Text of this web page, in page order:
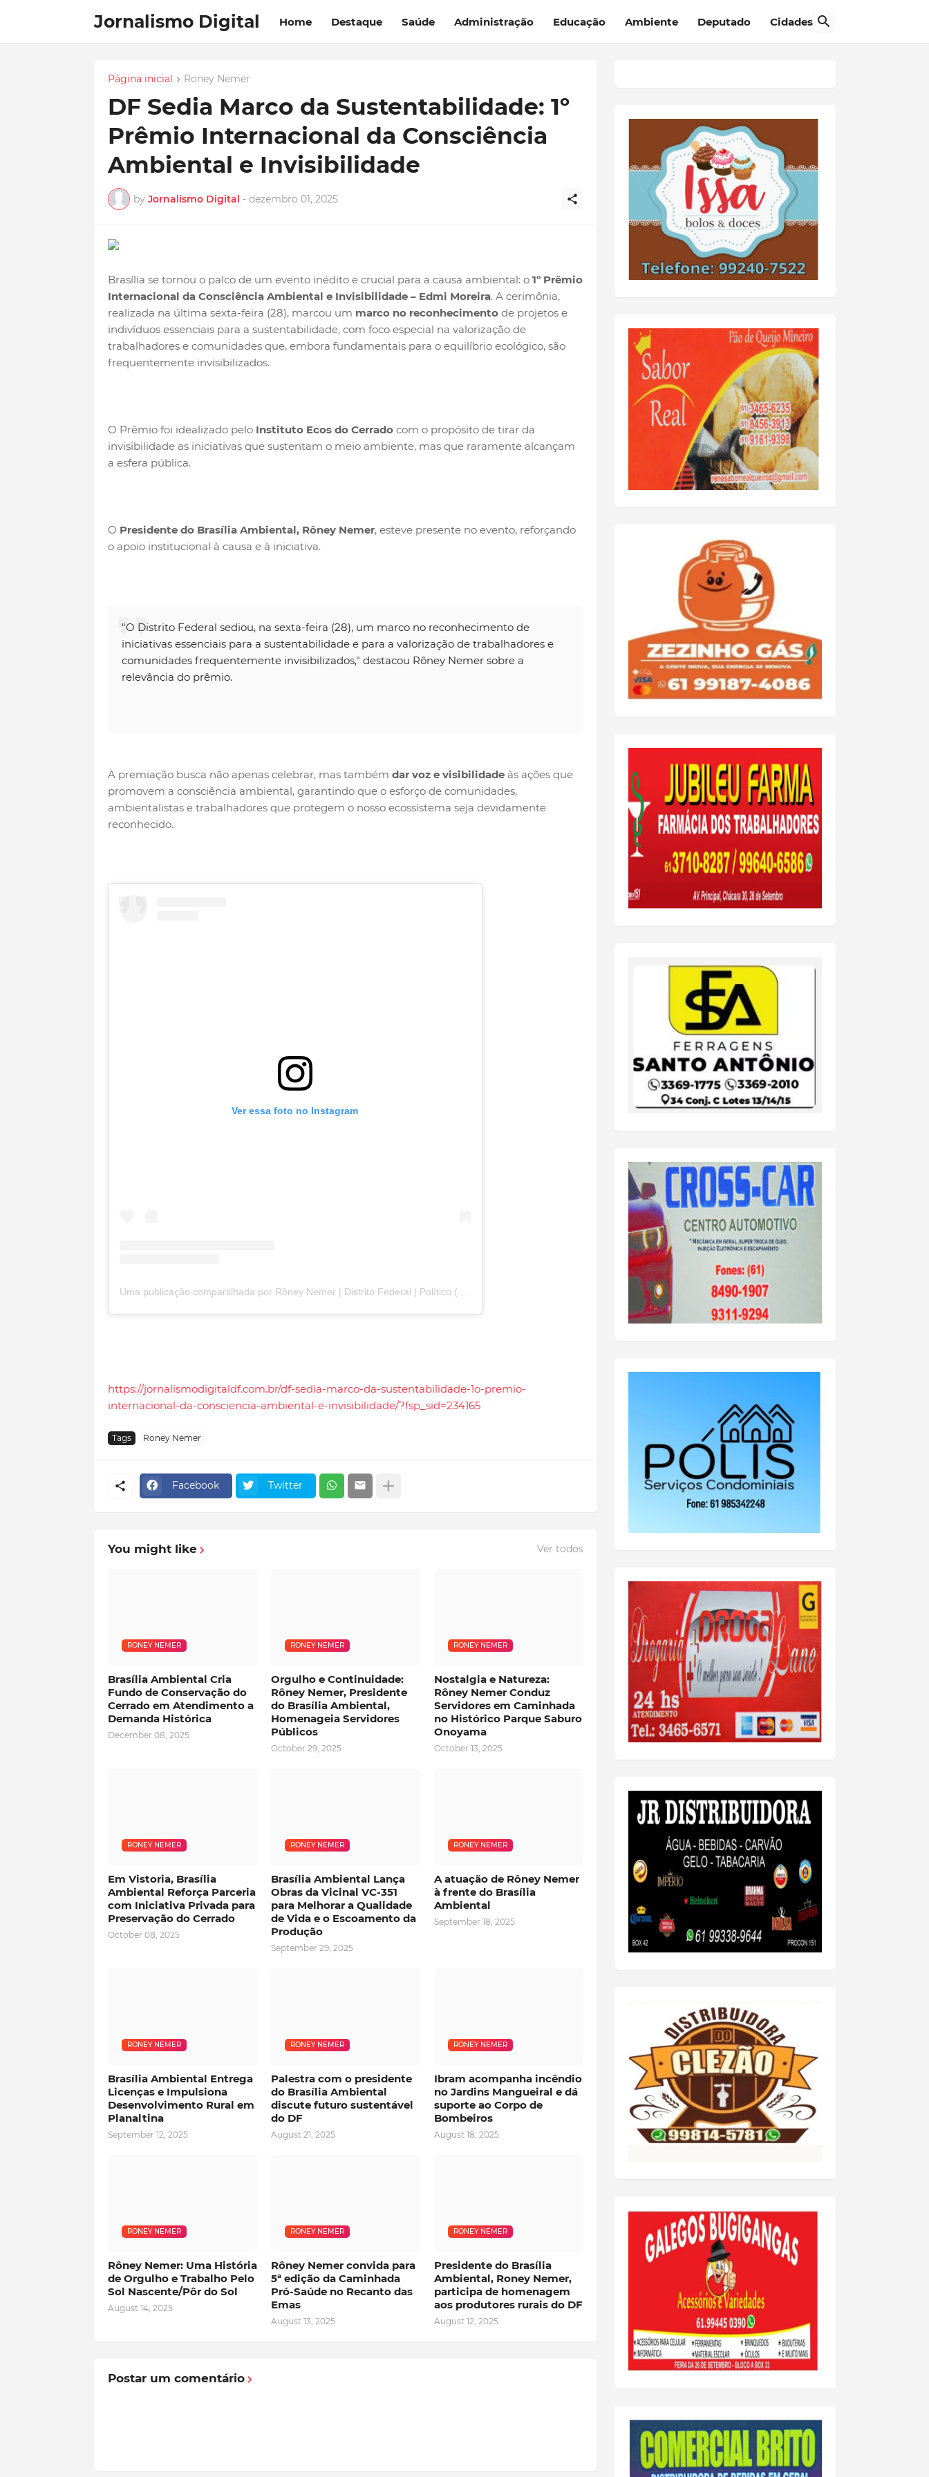
Jornalismo Digital Home Destaque Saúde Administração Educação Ambiente Deputado Cidades
Página inicial Roney Nemer
DF Sedia Marco da Sustentabilidade: 1º
Prêmio Internacional da Consciência
Ambiental e Invisibilidade
by Jornalismo Digital - dezembro 01, 2025
Brasília se tornou o palco de um evento inédito e crucial para a causa ambiental: o 1º Prêmio
Internacional da Consciência Ambiental e Invisibilidade – Edmi Moreira. A cerimônia,
realizada na última sexta-feira (28), marcou um marco no reconhecimentode projetos e
indivíduos essenciais para a sustentabilidade, com foco especial na valorização de
trabalhadores e comunidades que, embora fundamentais para o equilíbrio ecológico, são
frequentemente invisibilizados.
O Prêmio foi idealizado pelo Instituto Ecos do Cerradocom o propósito de tirar da
invisibilidade as iniciativas que sustentam o meio ambiente, mas que raramente alcançam
a esfera pública.
O Presidente do Brasília Ambiental, Rôney Nemer, esteve presente no evento, reforçando
o apoio institucional à causa e à iniciativa.
"O Distrito Federal sediou, na sexta-feira (28), um marco no reconhecimento de
iniciativas essenciais para a sustentabilidade e para a valorização de trabalhadores e
comunidades frequentemente invisibilizados," destacou Rôney Nemer sobre a
relevância do prêmio.
A premiação busca não apenas celebrar, mas também dar voz e visibilidadeàs ações que
promovem a consciência ambiental, garantindo que o esforço de comunidades,
ambientalistas e trabalhadores que protegem o nosso ecossistema seja devidamente
reconhecido.
Ver essa foto no Instagram
https://jornalismodigitaldf.com.br/df-sedia-marco-da-sustentabilidade-1o-premio-
internacional-da-consciencia-ambiental-e-invisibilidade/?fsp_sid=234165
Tags Roney Nemer
Facebook Twitter
You might like Ver todos
RONEY NEMER
Brasília Ambiental Cria
Fundo de Conservação do
Cerrado em Atendimento a
Demanda Histórica
December 08, 2025
RONEY NEMER
Orgulho e Continuidade:
Rôney Nemer, Presidente
do Brasília Ambiental,
Homenageia Servidores
Públicos
October 29, 2025
RONEY NEMER
Nostalgia e Natureza:
Rôney Nemer Conduz
Servidores em Caminhada
no Histórico Parque Saburo
Onoyama
October 13, 2025
RONEY NEMER
Em Vistoria, Brasília
Ambiental Reforça Parceria
com Iniciativa Privada para
Preservação do Cerrado
October 08, 2025
RONEY NEMER
Brasília Ambiental Lança
Obras da Vicinal VC-351
para Melhorar a Qualidade
de Vida e o Escoamento da
Produção
September 29, 2025
RONEY NEMER
A atuação de Rôney Nemer
à frente do Brasília
Ambiental
September 18, 2025
RONEY NEMER
Brasília Ambiental Entrega
Licenças e Impulsiona
Desenvolvimento Rural em
Planaltina
September 12, 2025
RONEY NEMER
Palestra com o presidente
do Brasília Ambiental
discute futuro sustentável
do DF
August 21, 2025
RONEY NEMER
Ibram acompanha incêndio
no Jardins Mangueiral e dá
suporte ao Corpo de
Bombeiros
August 18, 2025
RONEY NEMER
Rôney Nemer: Uma História
de Orgulho e Trabalho Pelo
Sol Nascente/Pôr do Sol
August 14, 2025
RONEY NEMER
Rôney Nemer convida para
5ª edição da Caminhada
Pró-Saúde no Recanto das
Emas
August 13, 2025
RONEY NEMER
Presidente do Brasília
Ambiental, Roney Nemer,
participa de homenagem
aos produtores rurais do DF
August 12, 2025
Postar um comentário